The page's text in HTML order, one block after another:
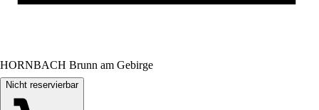
HORNBACH Brunn am Gebirge
Nicht reservierbar